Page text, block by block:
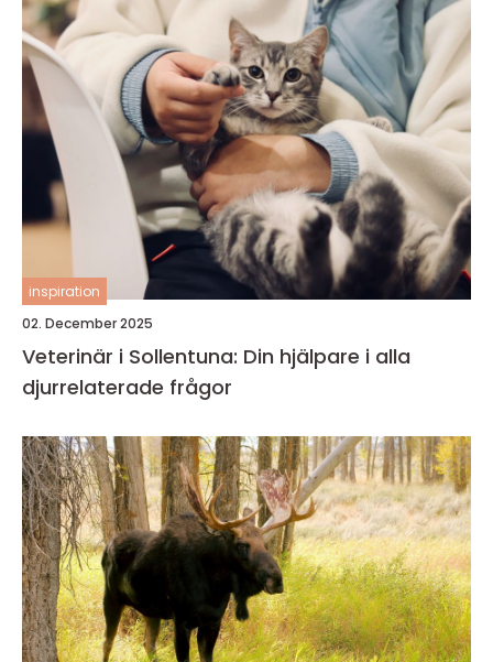
inspiration
02. December 2025
Veterinär i Sollentuna: Din hjälpare i alla
djurrelaterade frågor